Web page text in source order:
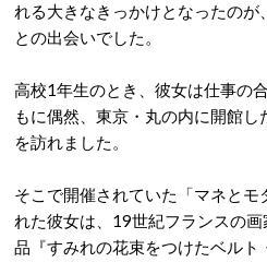
れる大きなきっかけとなったのが
との出会いでした。
高校1年生のとき、彼女は仕事の
もに偶然、東京・丸の内に開館
を訪れました。
そこで開催されていた「マネとモ
れた彼女は、19世紀フランスの
品『すみれの花束をつけたベルト